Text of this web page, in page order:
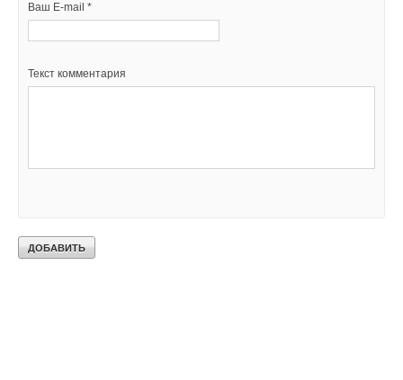
Ваш E-mail *
Текст комментария